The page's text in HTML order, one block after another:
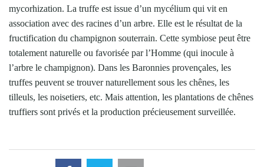
mycorhization. La truffe est issue d’un mycélium qui vit en
association avec des racines d’un arbre. Elle est le résultat de la
fructification du champignon souterrain. Cette symbiose peut être
totalement naturelle ou favorisée par l’Homme (qui inocule à
l’arbre le champignon). Dans les Baronnies provençales, les
truffes peuvent se trouver naturellement sous les chênes, les
tilleuls, les noisetiers, etc. Mais attention, les plantations de chênes
truffiers sont privés et la production précieusement surveillée.